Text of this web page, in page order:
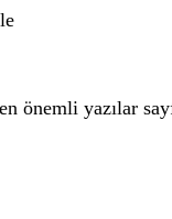
önemli yazılar